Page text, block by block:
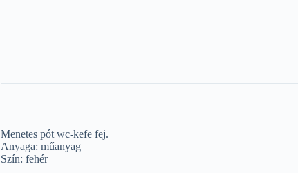
Menetes pót wc-kefe fej.
Anyaga: műanyag
Szín: fehér